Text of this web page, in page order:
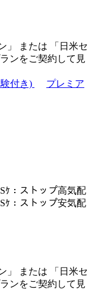
」 または 「 日米セ
ンをご契約して見
付き)
プレミア
Sｹ ： ストップ高気配
Sｹ ： ストップ安気配
」 または 「 日米セ
ンをご契約して見